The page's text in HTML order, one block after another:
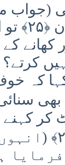
(جواب
تو) ایسے
موٹا بچھڑا لائے
کہ خوف
کر
تو) بڑھیا اور